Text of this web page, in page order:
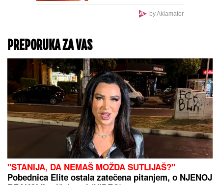
by Aklamator
PREPORUKA ZA VAS
"STANIJA, DA NEMAŠ MOŽDA SUTLIJAŠ?"
Pobednica Elite ostala zatečena pitanjem, o NJENOJ